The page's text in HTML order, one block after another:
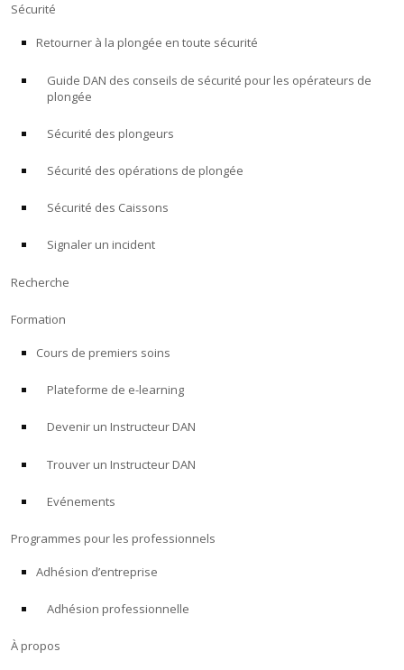
Alert Diver
Blog
Sécurité
Retourner à la plongée en toute sécurité
Guide DAN des conseils de sécurité pour les opérateurs de
plongée
Sécurité des plongeurs
Sécurité des opérations de plongée
Sécurité des Caissons
Signaler un incident
Recherche
Formation
Cours de premiers soins
Plateforme de e-learning
Devenir un Instructeur DAN
Trouver un Instructeur DAN
Evénements
Programmes pour les professionnels
Adhésion d’entreprise
Adhésion professionnelle
À propos